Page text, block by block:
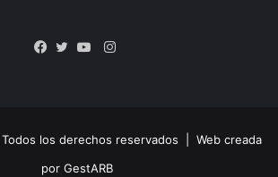
Instagram
los derechos reservados | Web creada
por GestARB